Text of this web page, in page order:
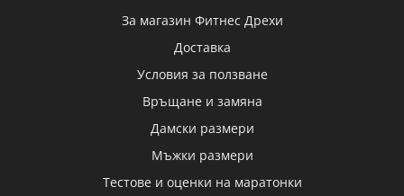
За магазин Фитнес Дрехи
Доставка
Условия за ползване
Връщане и замяна
Дамски размери
Мъжки размери
Тестове и оценки на маратонки